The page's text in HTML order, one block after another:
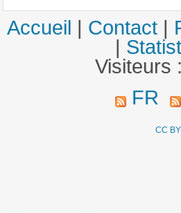
Accueil|Contact|
|
Visiteurs
FR
CC